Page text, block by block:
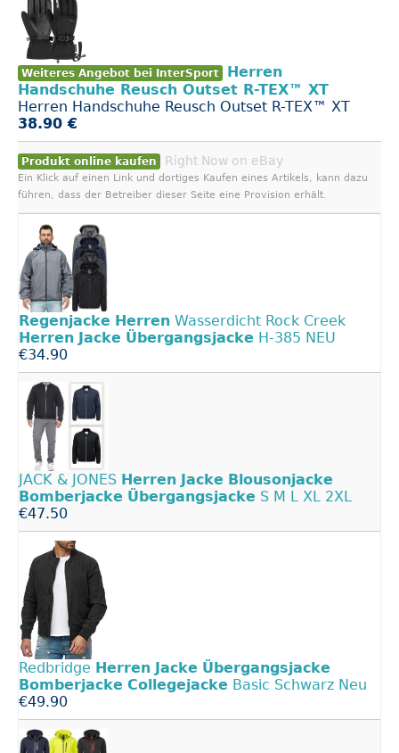
Weiteres Angebot bei InterSport
Herren
Handschuhe Reusch Outset R-TEX™ XT
Herren Handschuhe Reusch Outset R-TEX™ XT
38.90 €
Produkt online kaufen Right Now on eBay
Ein Klick auf einen Link und dortiges Kaufen eines Artikels, kann dazu
führen, dass der Betreiber dieser Seite eine Provision erhält.
Regenjacke Herren Wasserdicht Rock Creek
Herren Jacke Übergangsjacke H-385 NEU
€34.90
JACK & JONES Herren Jacke Blousonjacke
Bomberjacke Übergangsjacke S M L XL 2XL
€47.50
Redbridge Herren Jacke Übergangsjacke
Bomberjacke Collegejacke Basic Schwarz Neu
€49.90